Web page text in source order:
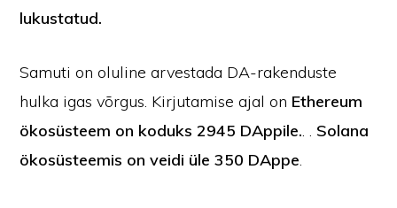
lukustatud.
Samuti on oluline arvestada DA-rakenduste
hulka igas võrgus. Kirjutamise ajal on Ethereum
ökosüsteem on koduks 2945 DAppile.. . Solana
ökosüsteemis on veidi üle 350 DAppe.